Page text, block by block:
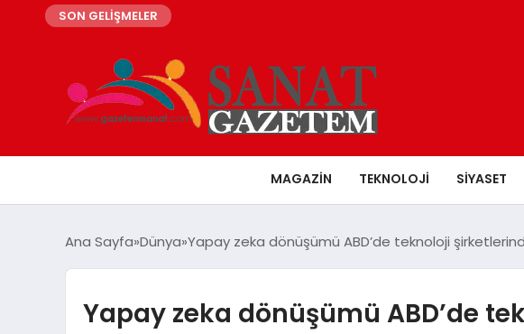
SON GELİŞMELER
MAGAZIN TEKNOLOJI SIYASET
Ana Sayfa Dünya Yapay zeka dönüşümü ABD’de teknoloji
Yapay zeka dönüşümü ABD’de